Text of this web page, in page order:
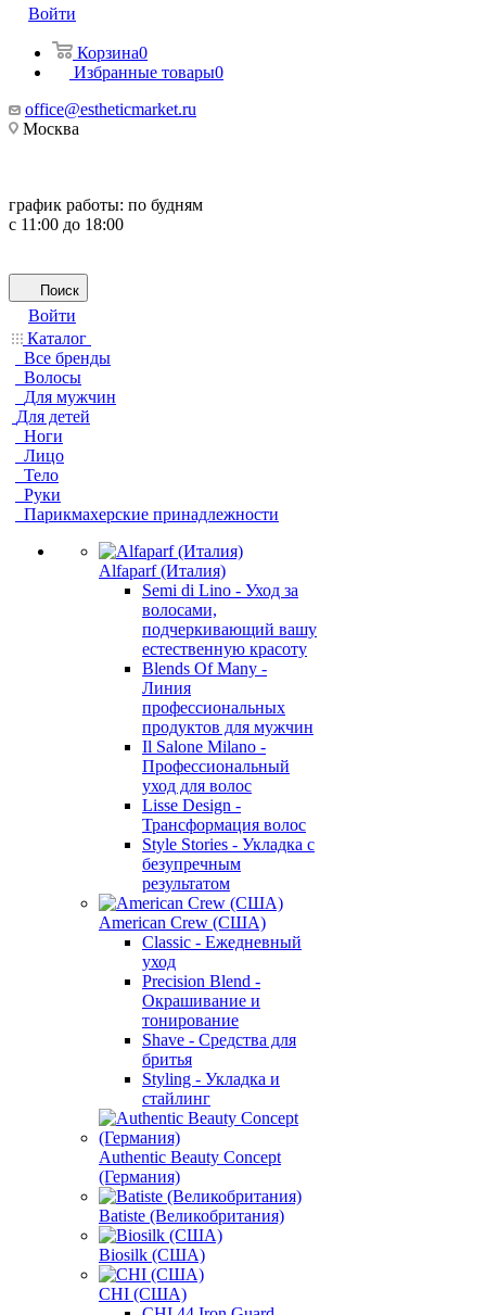
Войти
Корзина0
Избранные товары0
office@estheticmarket.ru
Москва
график работы: по будням
с 11:00 до 18:00
Поиск
Войти
Каталог
Все бренды
Волосы
Для мужчин
Для детей
Ноги
Лицо
Тело
Руки
Парикмахерские принадлежности
Alfaparf (Италия)
Semi di Lino - Уход за
волосами,
подчеркивающий вашу
естественную красоту
Blends Of Many -
Линия
профессиональных
продуктов для мужчин
Il Salone Milano -
Профессиональный
уход для волос
Lisse Design -
Трансформация волос
Style Stories - Укладка с
безупречным
результатом
American Crew (США)
Classic - Ежедневный
уход
Precision Blend -
Окрашивание и
тонирование
Shave - Средства для
бритья
Styling - Укладка и
стайлинг
Authentic Beauty Concept
(Германия)
Batiste (Великобритания)
Biosilk (США)
CHI (США)